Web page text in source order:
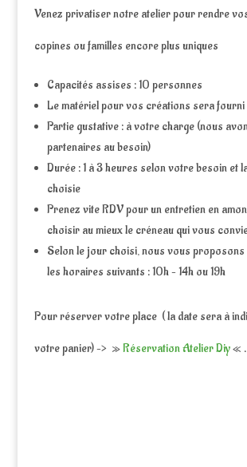
Venez privatiser notre atelier pour rendre
copines ou familles encore plus uniques
Capacités assises : 10 personnes
Le matériel pour vos créations sera fourni
Partie gustative : à votre charge (nous
partenaires au besoin)
Durée : 1 à 3 heures selon votre besoin et
choisie
Prenez vite RDV pour un entretien en
choisir au mieux le créneau qui vous
Selon le jour choisi, nous vous proposons
les horaires suivants : 10h – 14h ou 19h
Pour réserver votre place ( la date sera à
votre panier) –> »Réservation Atelier Diy« .